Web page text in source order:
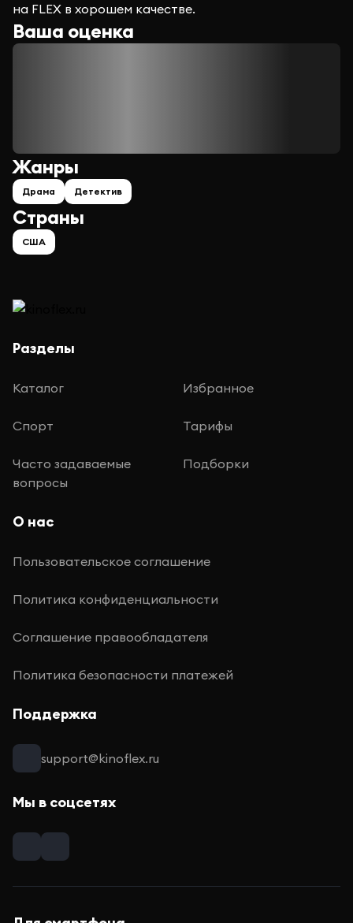
на FLEX в хорошем качестве.
Ваша оценка
Страны
США
Жанры
Драма Детектив
Разделы
Каталог Избранное
Спорт Тарифы
Часто задаваемые
вопросы
Подборки
О нас
Пользовательское соглашение
Политика конфиденциальности
Соглашение правообладателя
Политика безопасности платежей
Поддержка
support@kinoflex.ru
Мы в соцсетях